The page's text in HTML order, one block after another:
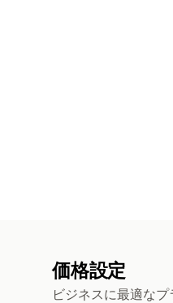
価格設定
ビジネスに最適なプ